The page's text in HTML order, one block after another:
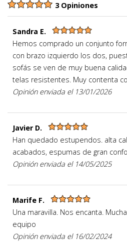
3 Opiniones
Sandra E.
Hemos comprado un conjunto
con brazo izquierdo los dos,
sofás se ven de muy buena
telas resistentes. Muy contenta
Opinión enviada el 13/01/2026
Javier D.
Han quedado estupendos. alta
acabados, espumas de gran
Opinión enviada el 14/05/2025
Marife F.
Una maravilla. Nos encanta.
equipo
Opinión enviada el 16/02/2024